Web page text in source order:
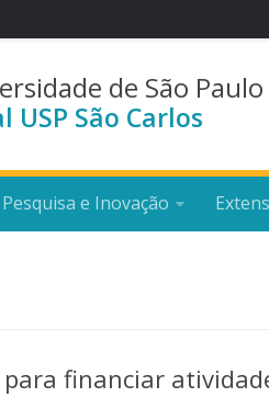
de São Paulo
USP São Carlos
Pesquisa e Inovação
financiar